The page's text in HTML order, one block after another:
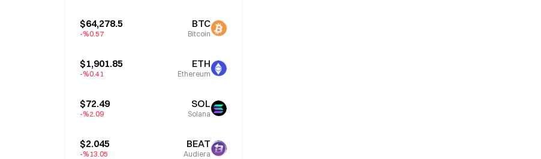
BTC
Bitcoin
$64,278.5
%0.57-
ETH
Ethereum
$1,901.85
%0.41-
SOL
Solana
$72.49
%2.09-
BEAT
Audiera
$2.045
%13.05-